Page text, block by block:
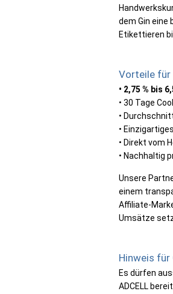
dem Gin eine
Etikettieren
Vorteile für
• 2,75 % bis
• 30 Tage
•
•
• Direkt vom
• Nachhaltig
Unsere
einem
Affiliate-
Umsätze
Hinweis für
Es dürfen
ADCELL